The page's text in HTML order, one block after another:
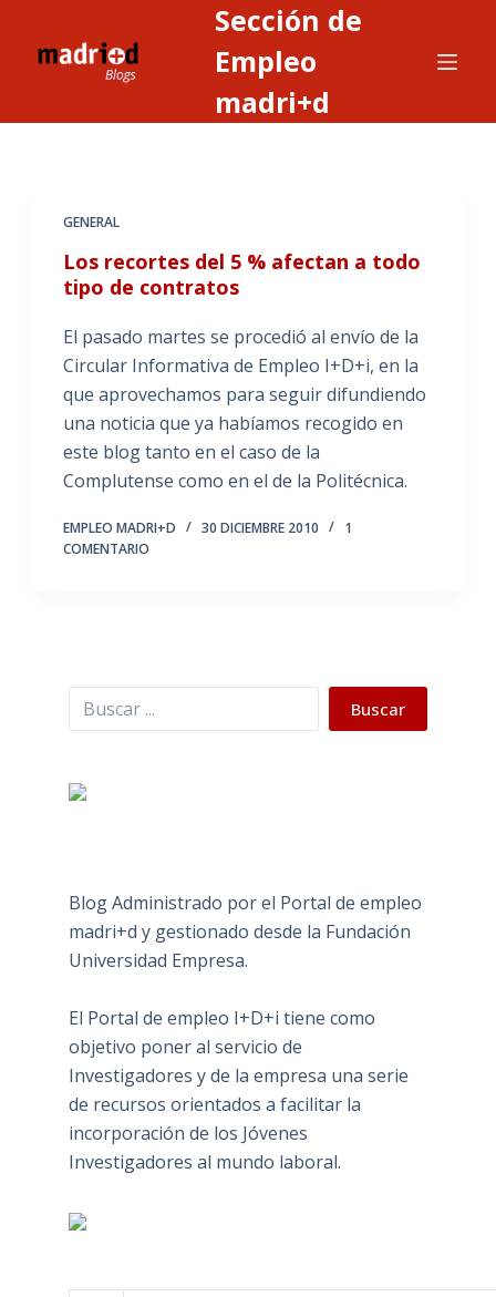
Sección de
Empleo
madri+d
GENERAL
Los recortes del 5 % afectan a todo
tipo de contratos
El pasado martes se procedió al envío de la
Circular Informativa de Empleo I+D+i, en la
que aprovechamos para seguir difundiendo
una noticia que ya habíamos recogido en
este blog tanto en el caso de la
Complutense como en el de la Politécnica.
EMPLEO MADRI+D 30 DICIEMBRE 2010
1
COMENTARIO
Buscar Buscar
Blog Administrado por el Portal de empleo
madri+d y gestionado desde la Fundación
Universidad Empresa.
El Portal de empleo I+D+i tiene como
objetivo poner al servicio de
Investigadores y de la empresa una serie
de recursos orientados a facilitar la
incorporación de los Jóvenes
Investigadores al mundo laboral.